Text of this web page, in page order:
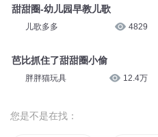
甜甜圈-幼儿园早教儿歌
儿歌多多 4829
芭比抓住了甜甜圈小偷
胖胖猫玩具 12.4万
您是不是在找：